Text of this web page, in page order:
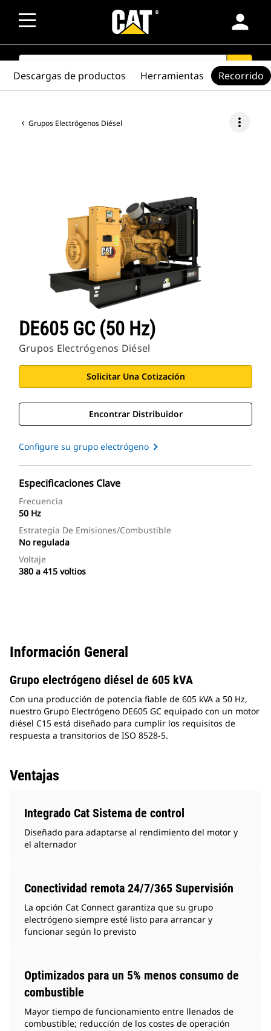
person
SEARCH search
Grupos Electrógenos Diésel more_vert
DE605 GC (50 Hz)
Grupos Electrógenos Diésel
Solicitar Una Cotización
Encontrar Distribuidor
Configure su grupo electrógeno
Especificaciones Clave
Frecuencia
50 Hz
Estrategia De Emisiones/combustible
No regulada
Voltaje
380 a 415 voltios
Descargas de productos Herramientas Recorrido
Información General
Grupo electrógeno diésel de 605 kVA
Con una producción de potencia fiable de 605 kVA a 50 Hz,
nuestro Grupo Electrógeno DE605 GC equipado con un motor
diésel C15 está diseñado para cumplir los requisitos de
respuesta a transitorios de ISO 8528-5.
Ventajas
Integrado Cat Sistema de control
Diseñado para adaptarse al rendimiento del motor y
el alternador
Conectividad remota 24/7/365 Supervisión
La opción Cat Connect garantiza que su grupo
electrógeno siempre esté listo para arrancar y
funcionar según lo previsto
Optimizados para un 5% menos consumo de
combustible
Mayor tiempo de funcionamiento entre llenados de
combustible; reducción de los costes de operación